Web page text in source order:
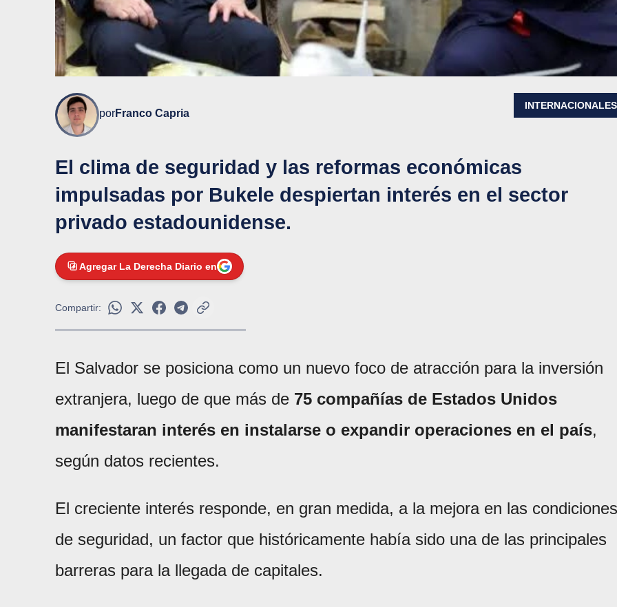
porFranco Capria
INTERNACIONALES
El clima de seguridad y las reformas económicas
impulsadas por Bukele despiertan interés en el sector
privado estadounidense.
Agregar La Derecha Diario en
Compartir:
El Salvador se posiciona como un nuevo foco de atracción para la inversión
extranjera, luego de que más de 75 compañías de Estados Unidos
manifestaran interés en instalarse o expandir operaciones en el país,
según datos recientes.
El creciente interés responde, en gran medida, a la mejora en las condiciones
de seguridad, un factor que históricamente había sido una de las principales
barreras para la llegada de capitales.